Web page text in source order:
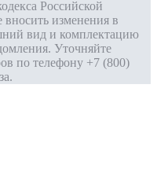
Российской
изменения в
вид и комплектацию
Уточняйте
по телефону +7 (800)